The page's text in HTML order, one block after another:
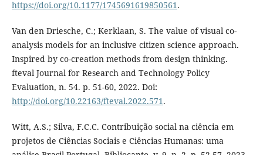
https://doi.org/10.1177/1745691619850561.
Van den Driesche, C.; Kerklaan, S. The value of visual co-
analysis models for an inclusive citizen science approach.
Inspired by co-creation methods from design thinking.
fteval Journal for Research and Technology Policy
Evaluation, n. 54. p. 51-60, 2022. Doi:
http://doi.org/10.22163/fteval.2022.571.
Witt, A.S.; Silva, F.C.C. Contribuição social na ciência em
projetos de Ciências Sociais e Ciências Humanas: uma